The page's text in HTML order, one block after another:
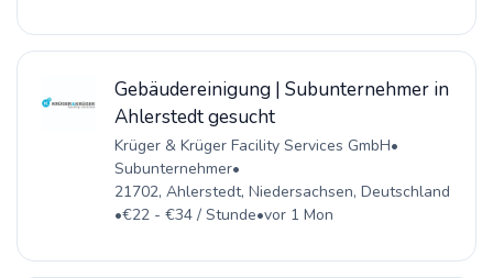
Gebäudereinigung | Subunternehmer in
Ahlerstedt gesucht
Krüger & Krüger Facility Services GmbH•
Subunternehmer•
21702, Ahlerstedt, Niedersachsen, Deutschland
•€22 - €34 / Stunde•vor 1 Mon